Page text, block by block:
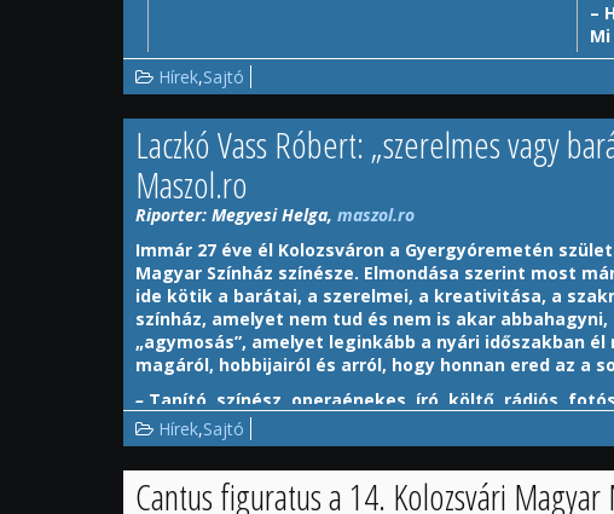
–
– Tamásit parafrazálva: mindenütt jó, de legjobb a
azt mutatja, hogy a táplálkozás megszervezése mindig
csak a melegedést, valamint az otthont jelenti, hanem
főzésnek is komoly kultúrája van. Ezt szerettem volna én
– amit a társaság miatt nagyon szeretek. Úgy gondolom,
tisztességes napi étkezés lehetősége.
– Hogyan tanultál meg főzni?
– Az alapvető műveleteket a családi konyhából lestem
diákfejjel rákényszerültem, hogy magamra főzzek, ezért
konyhabűvészkedésből származik a szeretet a
engem azonban a főzés megnyugtat, és kikapcsol a napi
recepteket fejleszteni, majd újragondolni őket, új
van esztétikája, mivel az ételek tálalása hat a
–
Hírek,Sajtó
Laczkó Vass Róbert: „szerelmes vagy
Maszol.ro
Riporter: Megyesi Helga, maszol.ro
Immár 27 éve él Kolozsváron a Gyergyóremetén
Magyar Színház színésze. Elmondása szerint most
ide kötik a barátai, a szerelmei, a kreativitása, a
színház, amelyet nem tud és nem is akar
„agymosás”, amelyet leginkább a nyári időszakban
magáról, hobbijairól és arról, hogy honnan ered az a
– Tanító, színész, operaénekes, író, költő, rádiós,
honnan eredeztethető vissza, hogy ilyen széleskörű
számtalan érdekesség, amit az évek során összerak,
rólam, hogy „közíró” vagyok, én pedig elgondolkodtam
Hírek,Sajtó
Cantus figuratus a 14. Kolozsvári